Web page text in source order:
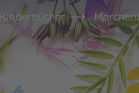
Kinderbücher